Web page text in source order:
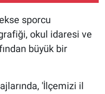
sporcu
okul idaresi ve
büyük bir
'İlçemizi il